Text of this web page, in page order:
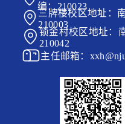
编：210023
三牌楼校区地址：
210003
锁金村校区地址：
210042
主任邮箱：